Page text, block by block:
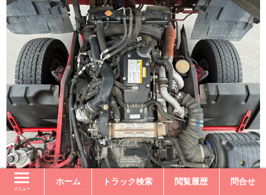
メニュー
ホーム トラック検索 閲覧履歴 問合せ